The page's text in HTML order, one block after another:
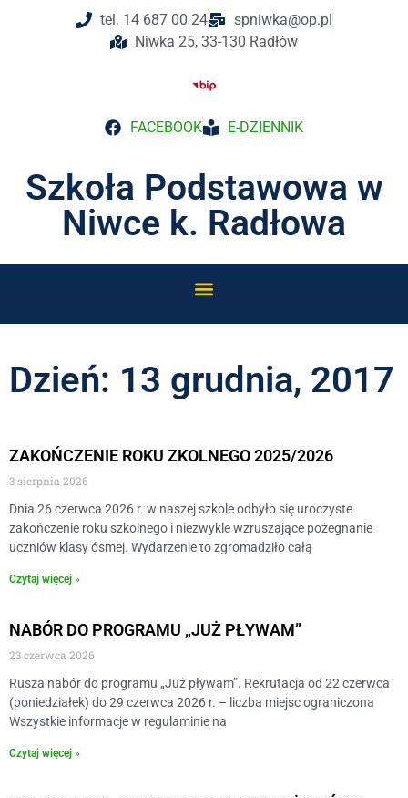
tel. 14 687 00 24
spniwka@op.pl
Niwka 25, 33-130 Radłów
FACEBOOK E-DZIENNIK
Szkoła Podstawowa w
Niwce k. Radłowa
Dzień: 13 grudnia, 2017
ZAKOŃCZENIE ROKU ZKOLNEGO 2025/2026
3 sierpnia 2026
Dnia 26 czerwca 2026 r. w naszej szkole odbyło się uroczyste
zakończenie roku szkolnego i niezwykle wzruszające pożegnanie
uczniów klasy ósmej. Wydarzenie to zgromadziło całą
Czytaj więcej »
NABÓR DO PROGRAMU „JUŻ PŁYWAM”
23 czerwca 2026
Rusza nabór do programu „Już pływam”. Rekrutacja od 22 czerwca
(poniedziałek) do 29 czerwca 2026 r. – liczba miejsc ograniczona
Wszystkie informacje w regulaminie na
Czytaj więcej »